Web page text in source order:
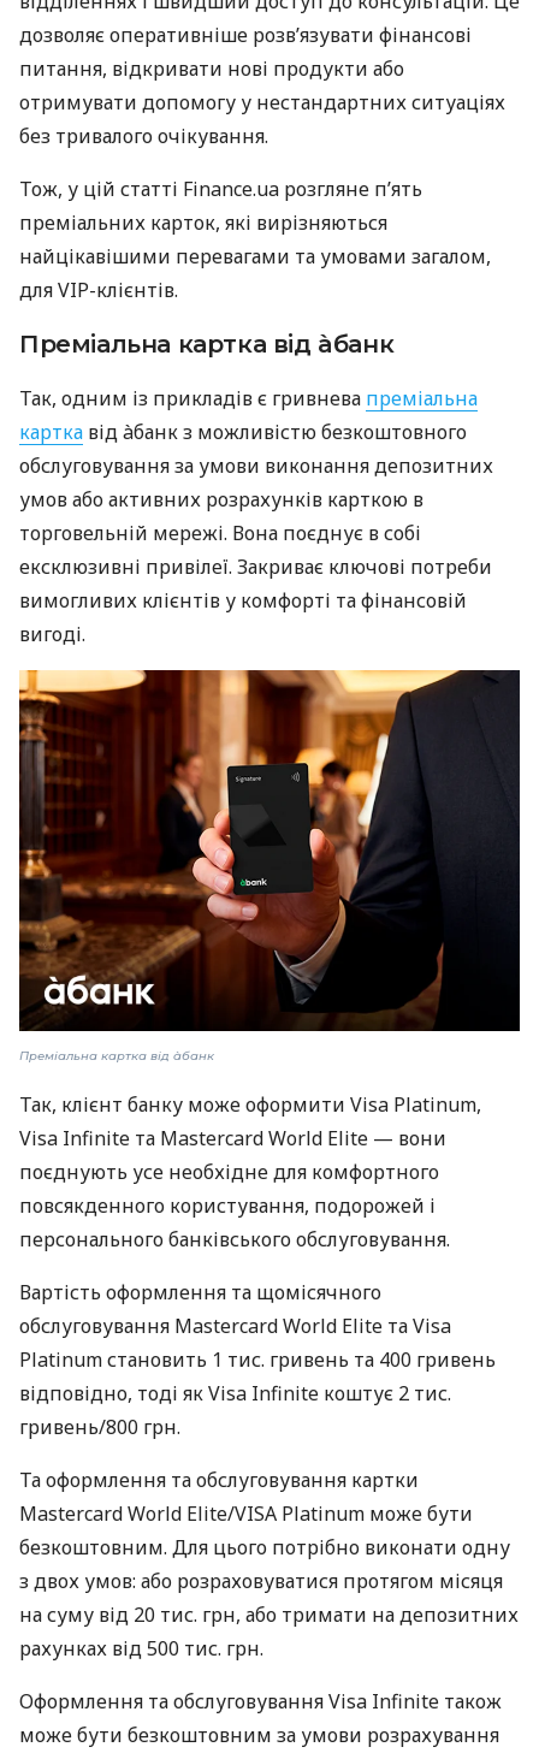
дозволяє оперативніше розв’язувати фінансові
питання, відкривати нові продукти або
отримувати допомогу у нестандартних ситуаціях
без тривалого очікування.
Тож, у цій статті Finance.ua розгляне п’ять
преміальних карток, які вирізняються
найцікавішими перевагами та умовами загалом,
для VIP-клієнтів.
Преміальна картка від àбанк
Так, одним із прикладів є гривнева преміальна
картка від àбанк з можливістю безкоштовного
обслуговування за умови виконання депозитних
умов або активних розрахунків карткою в
торговельній мережі. Вона поєднує в собі
ексклюзивні привілеї. Закриває ключові потреби
вимогливих клієнтів у комфорті та фінансовій
вигоді.
Преміальна картка від àбанк
Так, клієнт банку може оформити Visa Platinum,
Visa Infinite та Mastercard World Elite — вони
поєднують усе необхідне для комфортного
повсякденного користування, подорожей і
персонального банківського обслуговування.
Вартість оформлення та щомісячного
обслуговування Mastercard World Elite та Visa
Platinum становить 1 тис. гривень та 400 гривень
відповідно, тоді як Visa Infinite коштує 2 тис.
гривень/800 грн.
Та оформлення та обслуговування картки
Mastercard World Elite/VISA Platinum може бути
безкоштовним. Для цього потрібно виконати одну
з двох умов: або розраховуватися протягом місяця
на суму від 20 тис. грн, або тримати на депозитних
рахунках від 500 тис. грн.
Оформлення та обслуговування Visa Infinite також
може бути безкоштовним за умови розрахування